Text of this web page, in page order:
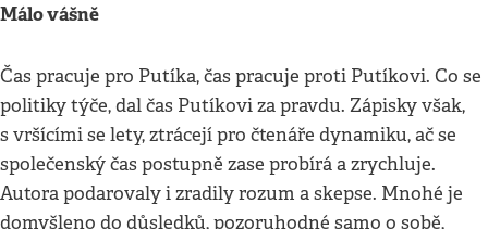
Málo vášně
Čas pracuje pro Putíka, čas pracuje proti Putíkovi. Co se
politiky týče, dal čas Putíkovi za pravdu. Zápisky však,
s vršícími se lety, ztrácejí pro čtenáře dynamiku, ač se
společenský čas postupně zase probírá a zrychluje.
Autora podarovaly i zradily rozum a skepse. Mnohé je
domyšleno do důsledků, pozoruhodné samo o sobě,